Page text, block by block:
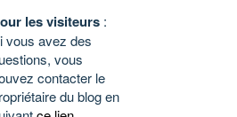
les visiteurs :
vous avez des
vous
contacter le
du blog en